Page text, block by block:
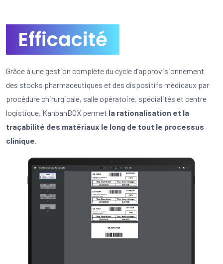
Efficacité
Grâce à une gestion complète du cycle d’approvisionnement
des stocks pharmaceutiques et des dispositifs médicaux par
procédure chirurgicale, salle opératoire, spécialités et centre
logistique, KanbanBOX permet la rationalisation et la
traçabilité des matériaux le long de tout le processus
clinique.